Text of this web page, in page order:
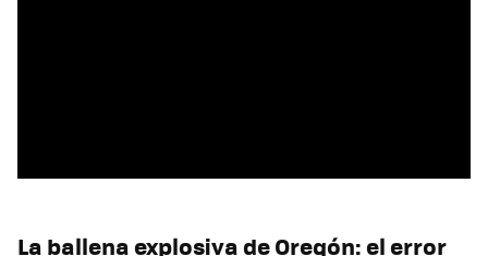
La ballena explosiva de Oregón: el error